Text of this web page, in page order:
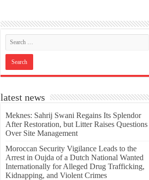
latest news
Meknes: Sahrij Swani Regains Its Splendor
After Restoration, but Litter Raises Questions
Over Site Management
Moroccan Security Vigilance Leads to the
Arrest in Oujda of a Dutch National Wanted
Internationally for Alleged Drug Trafficking,
Kidnapping, and Violent Crimes